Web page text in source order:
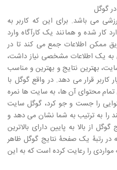
گوگل
می باشد. برای این که کاربر به
کار شده و همانند یک کارآگاه وارد
ممکن اطلاعات جمع می کند تا در
به یک اطلاعات مشخصی نیاز داشت،
بهترین نتایج و بهترین و مناسب
کاربر قرار می دهد. در واقع گوگل با
محتوای آن ها، به سایت ها نمره
را جست و جو کرد، گوگل سایت
را به ترتیب به شما نشان می دهد و
از بالا به پایین دارای بالاترین
در رتبۀ یک صفحۀ نتایج گوگل ظاهر
را رعایت کرده است که به این